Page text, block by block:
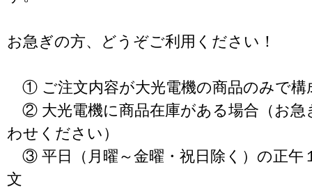
お急ぎの方、どうぞご利用ください！
① ご注文内容が大光電機の商品のみで構
② 大光電機に商品在庫がある場合（お急
わせください）
③ 平日（月曜～金曜・祝日除く）の正午
文